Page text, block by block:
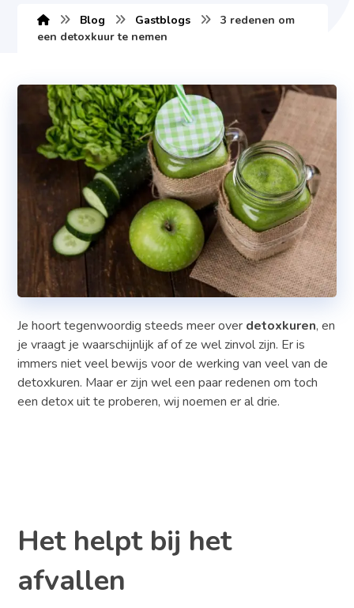
Blog Gastblogs
3 redenen om
een detoxkuur te nemen
Je hoort tegenwoordig steeds meer over detoxkuren, en
je vraagt je waarschijnlijk af of ze wel zinvol zijn. Er is
immers niet veel bewijs voor de werking van veel van de
detoxkuren. Maar er zijn wel een paar redenen om toch
een detox uit te proberen, wij noemen er al drie.
Het helpt bij het
afvallen